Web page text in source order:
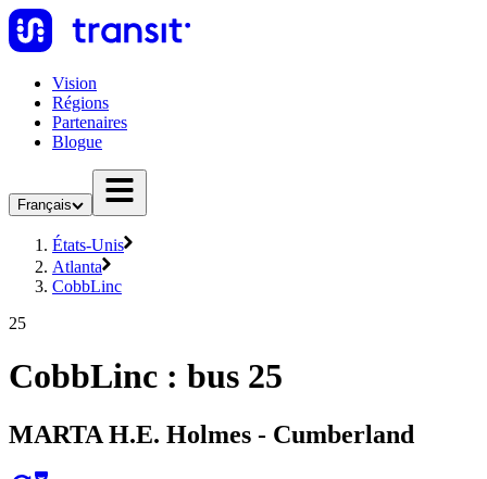
Vision
Régions
Partenaires
Blogue
Français
États-Unis
Atlanta
CobbLinc
25
CobbLinc : bus 25
MARTA H.E. Holmes - Cumberland